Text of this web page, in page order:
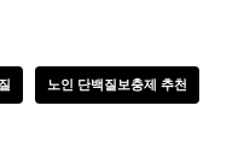
노인 단백질보충제 추천